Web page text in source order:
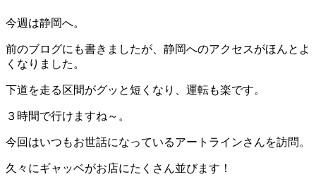
今週は静岡へ。
前のブログにも書きましたが、静岡へのアクセスがほんとよ
くなりました。
下道を走る区間がグッと短くなり、運転も楽です。
３時間で行けますね～。
今回はいつもお世話になっているアートラインさんを訪問。
久々にギャッベがお店にたくさん並びます！